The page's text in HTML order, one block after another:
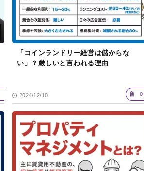
「コインランドリー経営は儲からな
い」？厳しいと言われる理由
2024/12/10 0